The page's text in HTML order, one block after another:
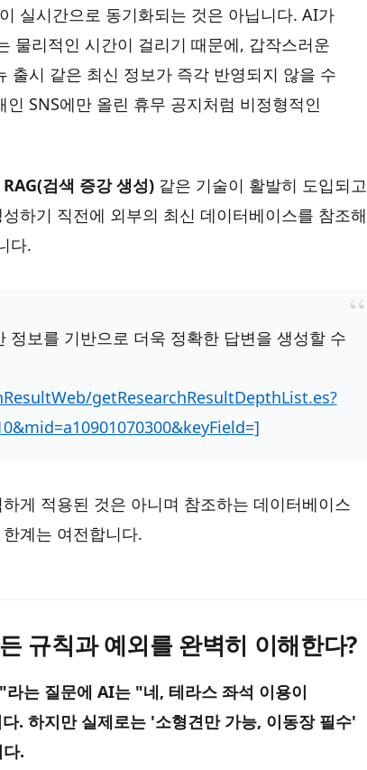
실시간으로 동기화되는 것은 아닙니다. AI가
물리적인 시간이 걸리기 때문에, 갑작스러운
출시 같은 최신 정보가 즉각 반영되지 않을 수
SNS에만 올린 휴무 공지처럼 비정형적인
RAG(검색 증강 생성) 같은 기술이 활발히 도입되고
하기 직전에 외부의 최신 데이터베이스를 참조해
다.
정보를 기반으로 더욱 정확한 답변을 생성할 수
getResearchResultDepthList.es?
게 적용된 것은 아니며 참조하는 데이터베이스
계는 여전합니다.
규칙과 예외를 완벽히 이해한다?
는 질문에 AI는 "네, 테라스 좌석 이용이
. 하지만 실제로는 '소형견만 가능, 이동장 필수'
.